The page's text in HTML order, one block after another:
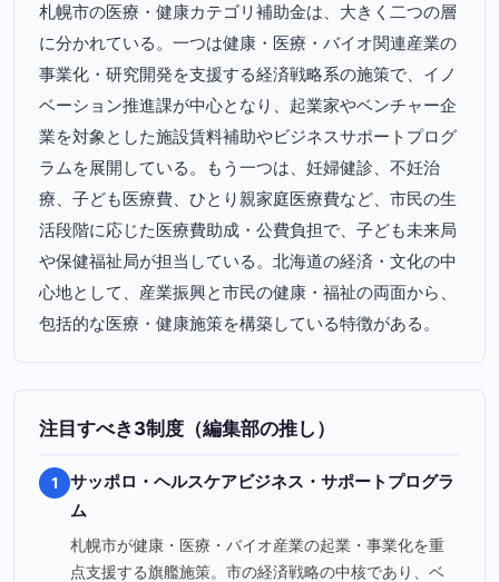
札幌市の医療・健康カテゴリ補助金は、大きく二つの層
に分かれている。一つは健康・医療・バイオ関連産業の
事業化・研究開発を支援する経済戦略系の施策で、イノ
ベーション推進課が中心となり、起業家やベンチャー企
業を対象とした施設賃料補助やビジネスサポートプログ
ラムを展開している。もう一つは、妊婦健診、不妊治
療、子ども医療費、ひとり親家庭医療費など、市民の生
活段階に応じた医療費助成・公費負担で、子ども未来局
や保健福祉局が担当している。北海道の経済・文化の中
心地として、産業振興と市民の健康・福祉の両面から、
包括的な医療・健康施策を構築している特徴がある。
注目すべき3制度（編集部の推し）
1
サッポロ・ヘルスケアビジネス・サポートプログラ
ム
札幌市が健康・医療・バイオ産業の起業・事業化を重
点支援する旗艦施策。市の経済戦略の中核であり、ベ